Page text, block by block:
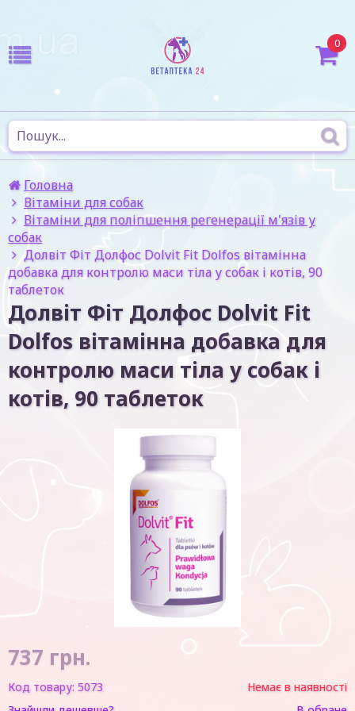
0
Головна
Вітаміни для собак
Вітаміни для поліпшення регенерації м'язів у
собак
Долвіт Фіт Долфос Dolvit Fit Dolfos вітамінна
добавка для контролю маси тіла у собак і котів, 90
таблеток
Долвіт Фіт Долфос Dolvit Fit
Dolfos вітамінна добавка для
контролю маси тіла у собак і
котів, 90 таблеток
737 грн.
Код товару: 5073
Немає в наявності